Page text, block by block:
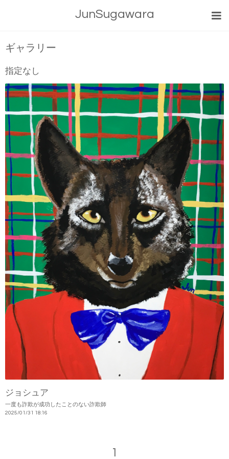
JunSugawara
ギャラリー
指定なし
ジョシュア
一度も詐欺が成功したことのない詐欺師
2025/01 /31 18:16
1